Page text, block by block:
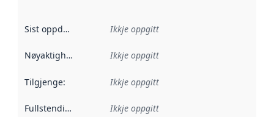
Sist oppdatert Ikkje oppgitt
Nøyaktigheit Ikkje oppgitt
Tilgjenge: Ikkje oppgitt
Fullstendigheit Ikkje oppgitt